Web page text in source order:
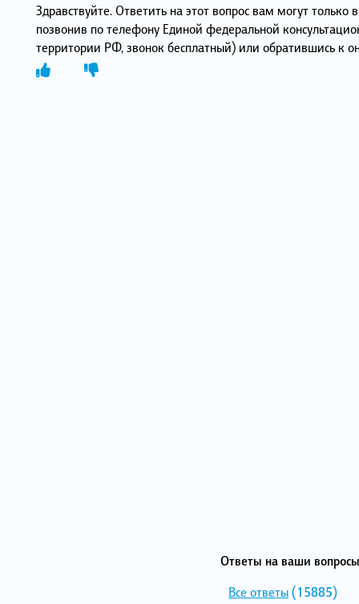
Здравствуйте. Ответить на этот вопрос вам могут
позвонив по телефону Единой федеральной
территории РФ, звонок бесплатный) или обратившись к
Ответы на ваши
Все ответы(15885)